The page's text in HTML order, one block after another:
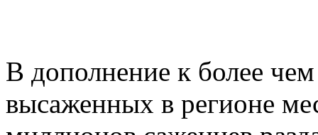
В дополнение к более
высаженных в регионе